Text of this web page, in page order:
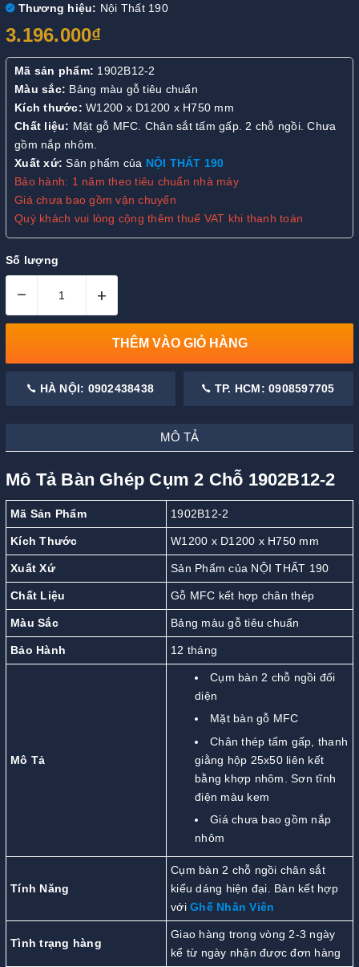
Thương hiệu: Nội Thất 190
3.196.000₫
Mã sản phẩm: 1902B12-2
Màu sắc: Bảng màu gỗ tiêu chuẩn
Kích thước: W1200 x D1200 x H750 mm
Chất liệu: Mặt gỗ MFC. Chân sắt tấm gấp. 2 chỗ ngồi. Chưa
gồm nắp nhôm.
Xuất xứ: Sản phẩm của NỘI THẤT 190
Bảo hành: 1 năm theo tiêu chuẩn nhà máy
Giá chưa bao gồm vận chuyển
Quý khách vui lòng cộng thêm thuế VAT khi thanh toán
Số lượng
– +
THÊM VÀO GIỎ HÀNG
HÀ NỘI: 0902438438 TP. HCM: 0908597705
MÔ TẢ
Mô Tả Bàn Ghép Cụm 2 Chỗ 1902B12-2
Mã Sản Phẩm 1902B12-2
Kích Thước W1200 x D1200 x H750 mm
Xuất Xứ Sản Phẩm của NỘI THẤT 190
Chất Liệu Gỗ MFC kết hợp chân thép
Màu Sắc Bảng màu gỗ tiêu chuẩn
Bảo Hành 12 tháng
Mô Tả
Cụm bàn 2 chỗ ngồi đối
diện
Mặt bàn gỗ MFC
Chân thép tấm gấp, thanh
giằng hộp 25x50 liên kết
bằng khợp nhôm. Sơn tĩnh
điện màu kem
Giá chưa bao gồm nắp
nhôm
Tính Năng
Cụm bàn 2 chỗ ngồi chân sắt
kiểu dáng hiện đại. Bàn kết hợp
với Ghế Nhân Viên
Tình trạng hàng
Giao hàng trong vòng 2-3 ngày
kể từ ngày nhận được đơn hàng